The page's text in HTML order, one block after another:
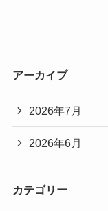
アーカイブ
2026年7月
2026年6月
カテゴリー